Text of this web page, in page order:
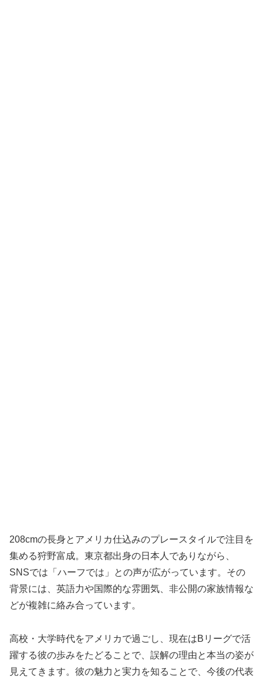
208cmの長身とアメリカ仕込みのプレースタイルで注目を
集める狩野富成。東京都出身の日本人でありながら、
SNSでは「ハーフでは」との声が広がっています。その
背景には、英語力や国際的な雰囲気、非公開の家族情報な
どが複雑に絡み合っています。
高校・大学時代をアメリカで過ごし、現在はBリーグで活
躍する彼の歩みをたどることで、誤解の理由と本当の姿が
見えてきます。彼の魅力と実力を知ることで、今後の代表